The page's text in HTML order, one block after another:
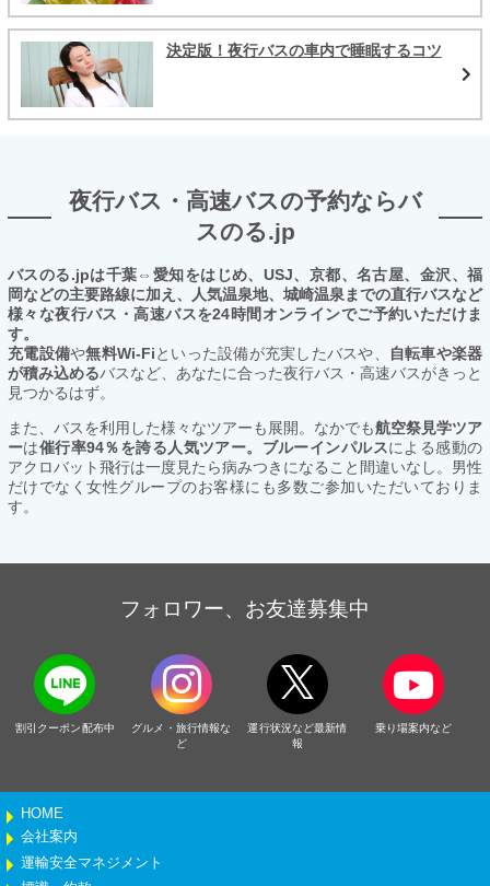
決定版！夜行バスの車内で睡眠するコツ
夜行バス・高速バスの予約ならバ
スのる.jp
バスのる.jpは千葉⇔愛知をはじめ、USJ、京都、名古屋、金沢、福
岡などの主要路線に加え、人気温泉地、城崎温泉までの直行バスなど
様々な夜行バス・高速バスを24時間オンラインでご予約いただけま
す。
充電設備や無料Wi-Fiといった設備が充実したバスや、
自転車や楽器
が積み込めるバスなど、あなたに合った夜行バス・高速バスがきっと
見つかるはず。
また、バスを利用した様々なツアーも展開。なかでも航空祭見学ツア
ーは催行率94％を誇る人気ツアー。ブルーインパルスによる感動の
アクロバット飛行は一度見たら病みつきになること間違いなし。男性
だけでなく女性グループのお客様にも多数ご参加いただいておりま
す。
フォロワー、お友達募集中
割引クーポン配布中
グルメ・旅行情報な
ど
運行状況など最新情
報
乗り場案内など
HOME
会社案内
運輸安全マネジメント